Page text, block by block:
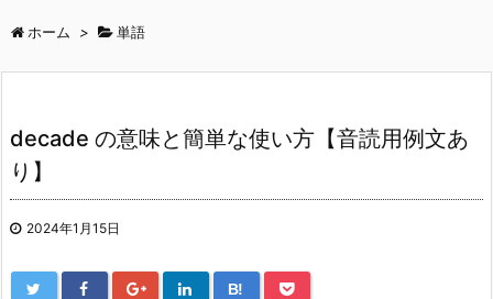
ホーム > 単語
decade の意味と簡単な使い方【音読用例文あ
り】
2024年1月15日
B!